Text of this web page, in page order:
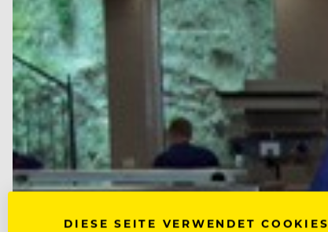
DIESE SEITE VERWENDET COOKIES